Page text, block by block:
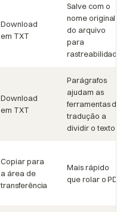
Download
em TXT
Salve com o
nome original
do arquivo
para
rastreabilidade
Download
em TXT
Parágrafos
ajudam as
ferramentas de
tradução a
dividir o texto
Copiar para
a área de
transferência
Mais rápido
que rolar o PDF